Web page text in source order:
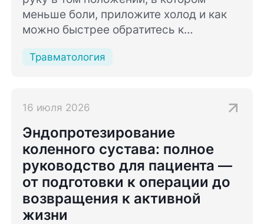
меньше боли, приложите холод и как
можно быстрее обратитесь к
Травматология
16 июля 2026
Эндопротезирование
коленного сустава: полное
руководство для пациента —
от подготовки к операции до
возвращения к активной
жизни